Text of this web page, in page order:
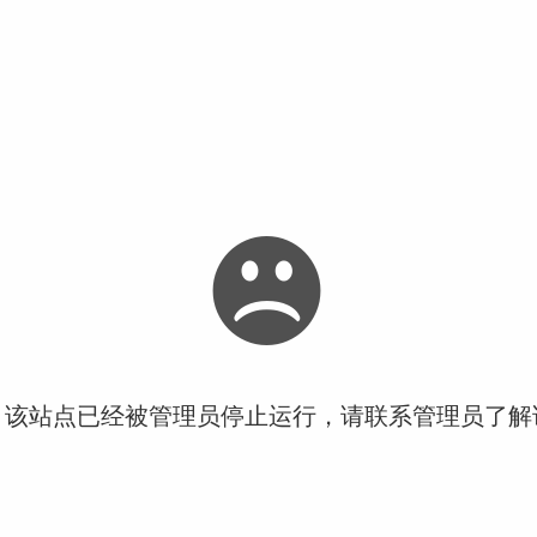
站点已经被管理员停止运行，请联系管理员了